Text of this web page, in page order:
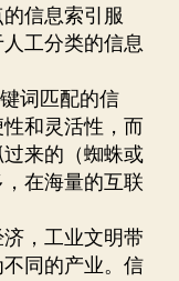
信息索引服
工分类的信息
词匹配的信
和灵活性，而
来的（蜘蛛或
在海量的互联
，工业文明带
同的产业。信